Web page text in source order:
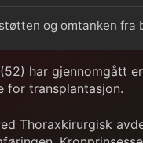
og omtanken fra
har gjennomgått
for transplantasjon.
Thoraxkirurgisk